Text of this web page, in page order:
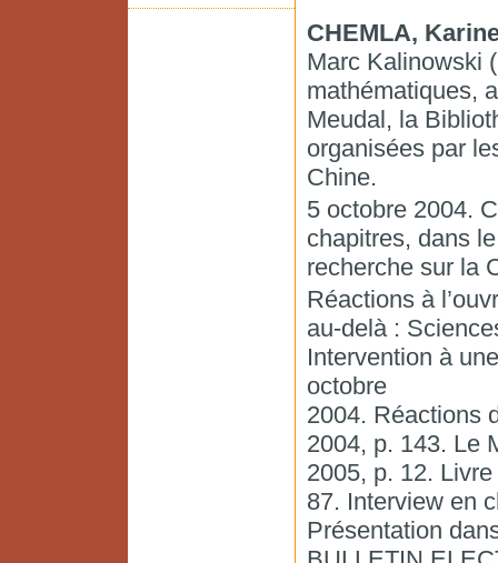
CHEMLA,
Marc Kalinowski
mathématiques,
Meudal, la
organisées par
Chine.
5 octobre 2004.
chapitres, dans
recherche sur la
Réactions à
au-delà :
Intervention à
octobre
2004. Réactions
2004, p. 143. Le
2005, p. 12.
87. Interview en
Présentation